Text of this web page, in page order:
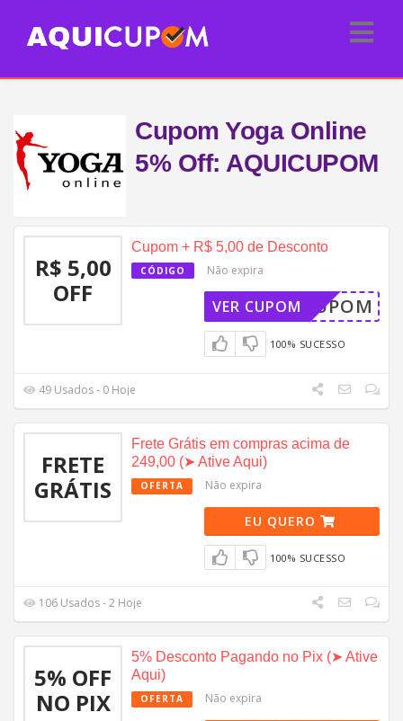
Cupom Yoga Online
5% Off: AQUICUPOM
R$ 5,00
OFF
Cupom + R$ 5,00 de Desconto
CÓDIGO Não expira
QUICUPOM
VER CUPOM
100% SUCESSO
49 Usados - 0 Hoje
FRETE
GRÁTIS
Frete Grátis em compras acima de
249,00 (➤ Ative Aqui)
OFERTA Não expira
EU QUERO
100% SUCESSO
106 Usados - 2 Hoje
5% OFF
NO PIX
5% Desconto Pagando no Pix (➤ Ative
Aqui)
OFERTA Não expira